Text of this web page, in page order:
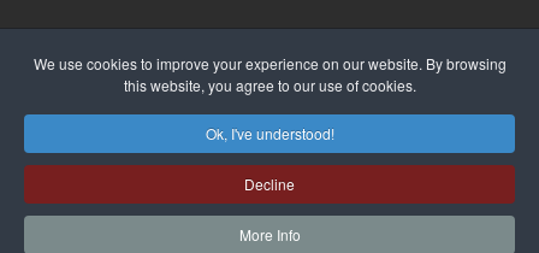
We use cookies to improve your experience on our website. By browsing
this website, you agree to our use of cookies.
Ok, I've understood!
Decline
More Info